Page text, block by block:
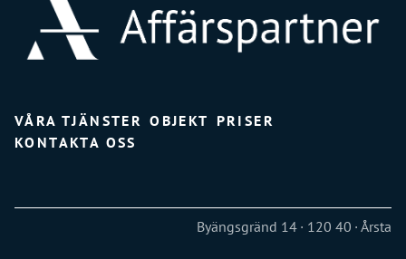
VÅRA TJÄNSTER OBJEKT PRISER
KONTAKTA OSS
Byängsgränd 14 120 40 Årsta